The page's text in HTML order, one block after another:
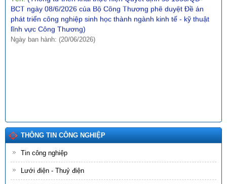
phát triển công nghiệp sinh học thành ngành kinh tế - kỹ thuật
lĩnh vực Công Thương)
Ngày ban hành: (20/06/2026)
THÔNG TIN CÔNG NGHIỆP
Tin công nghiệp
Lưới điện - Thuỷ điện